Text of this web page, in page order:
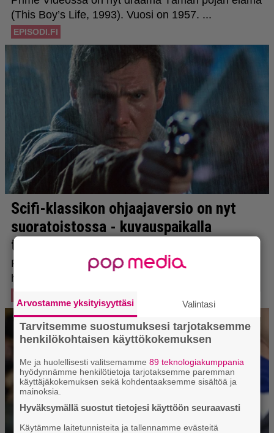
Arvostamme yksityisyyttäsi Valintasi
Tarvitsemme suostumuksesi tarjotaksemme
henkilökohtaisen käyttökokemuksen
Me ja huolellisesti valitsemamme89 teknologiakumppania
hyödynnämme henkilötietoja tarjotaksemme paremman
käyttäjäkokemuksen sekä kohdentaaksemme sisältöä ja
mainoksia.
Hyväksymällä suostut tietojesi käyttöön seuraavasti
Käytämme laitetunnisteita ja tallennamme evästeitä